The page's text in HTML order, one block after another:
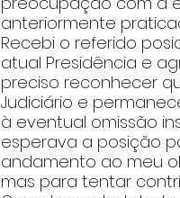
anteriormente
Recebi o referido
atual Presidência e
preciso reconhecer
Judiciário e
à eventual omissão
esperava a posição
andamento ao meu
mas para tentar